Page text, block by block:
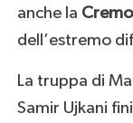
anche la
dell’estremo
La truppa di
Samir Ujkani